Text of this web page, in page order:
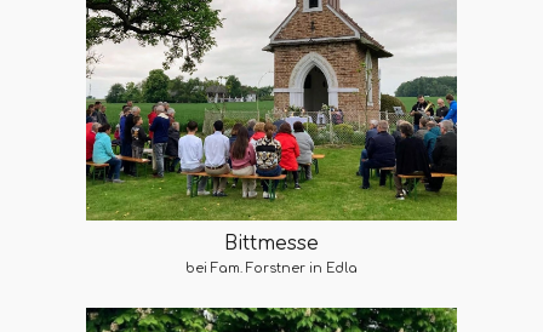
Bittmesse
bei Fam. Forstner in Edla